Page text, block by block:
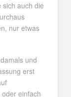
auch die
nur etwas
und
erst
einfach